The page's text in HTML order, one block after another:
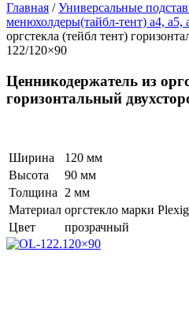
Главная /Универсальные
менюхолдеры(тайбл-тент) а4, а5,
оргстекла (тейбл тент)
122/120×90
Ценникодержатель из
горизонтальный
Ширина
120 мм
Высота
90 мм
Толщина 2 мм
Материал оргстекло марки
Цвет
прозрачный